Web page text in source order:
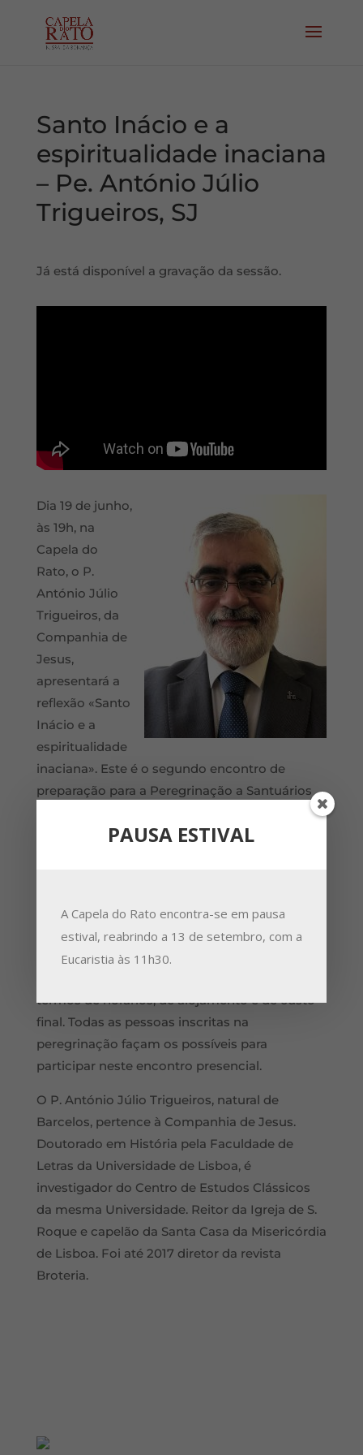
Santo Inácio e a
espiritualidade inaciana
– Pe. António Júlio
Trigueiros, SJ
Já está disponível a gravação da sessão.
Dia 19 de junho,
às 19h, na
Capela do
Rato, o P.
António Júlio
Trigueiros, da
Companhia de
Jesus,
apresentará a
reflexão «Santo
Inácio e a
espiritualidade
inaciana». Este é o segundo encontro de
preparação para a Peregrinação a Santuários
do Norte de Espanha, organizada pela Capela
do Rato. A visita à terra natal de Santo Inácio
Após a comunicação, estarão connosco dois
representantes da Agência Alegretur para nos
termos de horários, de alojamento e de custo
final. Todas as pessoas inscritas na
peregrinação façam os possíveis para
participar neste encontro presencial.
O P. António Júlio Trigueiros, natural de
Barcelos, pertence à Companhia de Jesus.
Doutorado em História pela Faculdade de
Letras da Universidade de Lisboa, é
investigador do Centro de Estudos Clássicos
da mesma Universidade. Reitor da Igreja de S.
Roque e capelão da Santa Casa da Misericórdia
de Lisboa. Foi até 2017 diretor da revista
Broteria.
PAUSA ESTIVAL
A Capela do Rato encontra-se em pausa
estival, reabrindo a 13 de setembro, com a
Eucaristia às 11h30.